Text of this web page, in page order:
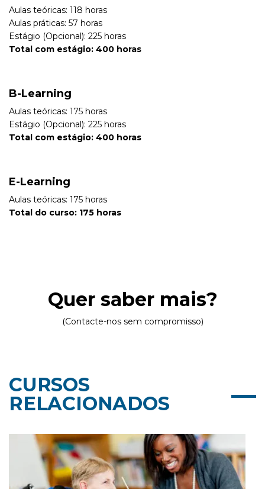
Aulas teóricas: 118 horas
Aulas práticas: 57 horas
Estágio (Opcional): 225 horas
Total com estágio: 400 horas
B-Learning
Aulas teóricas: 175 horas
Estágio (Opcional): 225 horas
Total com estágio: 400 horas
E-Learning
Aulas teóricas: 175 horas
Total do curso: 175 horas
Quer saber mais?
(Contacte-nos sem compromisso)
CURSOS
RELACIONADOS